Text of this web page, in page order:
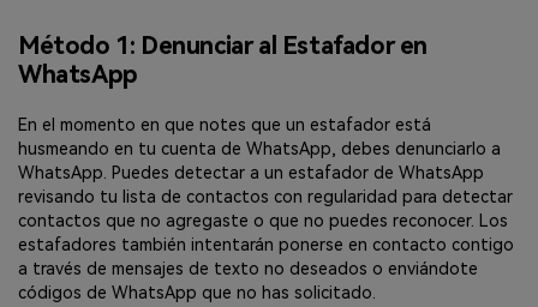
Método 1: Denunciar al Estafador en
WhatsApp
En el momento en que notes que un estafador está
husmeando en tu cuenta de WhatsApp, debes denunciarlo a
WhatsApp. Puedes detectar a un estafador de WhatsApp
revisando tu lista de contactos con regularidad para detectar
contactos que no agregaste o que no puedes reconocer. Los
estafadores también intentarán ponerse en contacto contigo
a través de mensajes de texto no deseados o enviándote
códigos de WhatsApp que no has solicitado.